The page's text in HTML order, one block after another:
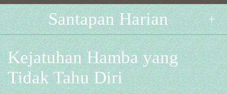
Santapan Harian
Kejatuhan Hamba yang
Tidak Tahu Diri